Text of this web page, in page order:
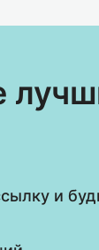
и